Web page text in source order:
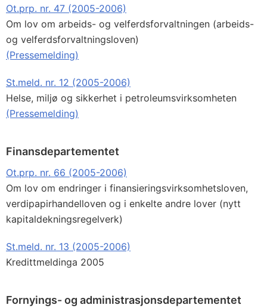
Ot.prp. nr. 47 (2005-2006)
Om lov om arbeids- og velferdsforvaltningen (arbeids-
og velferdsforvaltningsloven)
(Pressemelding)
St.meld. nr. 12 (2005-2006)
Helse, miljø og sikkerhet i petroleumsvirksomheten
(Pressemelding)
Finansdepartementet
Ot.prp. nr. 66 (2005-2006)
Om lov om endringer i finansieringsvirksomhetsloven,
verdipapirhandelloven og i enkelte andre lover (nytt
kapitaldekningsregelverk)
St.meld. nr. 13 (2005-2006)
Kredittmeldinga 2005
Fornyings- og administrasjonsdepartementet